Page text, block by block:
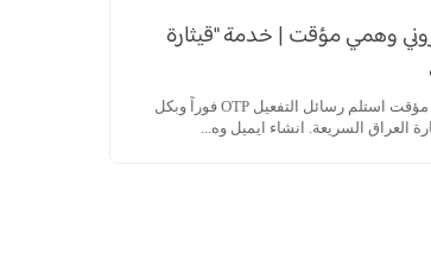
وهمي مؤقت | خدمة "قيثارة
بريد إلكتروني وهمي مؤقت استلم رسائل التفعيل OTP فوراً وبكل
العراق السريعة. انشاء ايميل وه...